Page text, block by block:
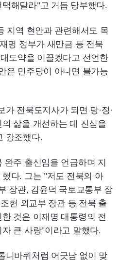
해달라"고 거듭 당부했다.
지역 현안과 관련해서도 목
명 정부가 새만금 등 전북
도약을 이끌겠다고 선언한
은 민주당이 아니면 불가능
전북도지사가 되면 당·정·
삶을 개선하는 데 진심을
강조했다.
주 출신임을 언급하며 지
다. 그는 "저도 전북의 아
장관, 김윤덕 국토교통부 장
현 외교부 장관 등 전북 출
것은 이재명 대통령의 전
큰 사랑"이라고 말했다.
니바퀴처럼 어긋남 없이 맞